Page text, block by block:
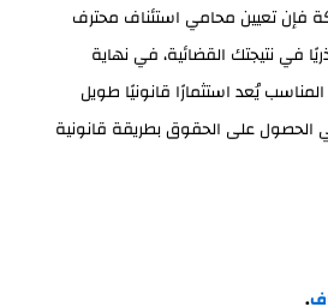
فإن تعيين محامي استئناف محترف
في نتيجتك القضائية، في نهاية
يُعد استثمارًا قانونيًا طويل
الحصول على الحقوق بطريقة قانونية
.